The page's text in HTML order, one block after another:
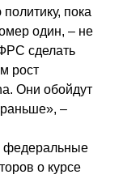
пока
один, – не
сделать
рост
Они обойдут
раньше», –
федеральные
о курсе